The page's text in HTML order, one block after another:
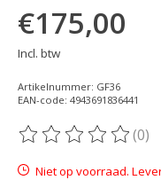
€175,00
Incl. btw
Artikelnummer: GF36
EAN-code: 4943691836441
De beoordeling van
(0)
Niet op voorraad.